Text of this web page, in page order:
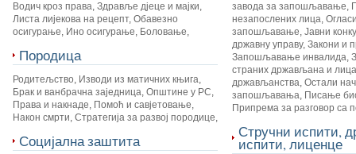
Водич кроз права, Здравље дјеце и мајки,
Листа лијекова на рецепт, Обавезно
осигурање, Ино осигурање, Боловање,
Породица
Родитељство, Изводи из матичних књига,
Брак и ванбрачна заједница, Општине у РС,
Права и накнаде, Помоћ и савјетовање,
Након смрти, Стратегија за развој породице,
Социјална заштита
завода за запошљавање,
незапослених лица,
запошљавање, Јавни
државну управу, Закони и
Запошљавање инвалида,
страних држављана и
држављанства, Остали
запошљавања, Писање
Припрема за разговор са
Стручни испити,
испити, лиценце